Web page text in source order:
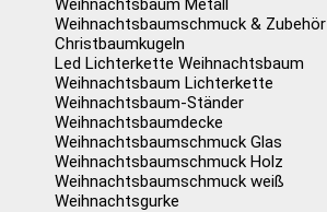
Weihnachtsbaum Metall
Weihnachtsbaumschmuck & Zubehör
Christbaumkugeln
Led Lichterkette Weihnachtsbaum
Weihnachtsbaum Lichterkette
Weihnachtsbaum-Ständer
Weihnachtsbaumdecke
Weihnachtsbaumschmuck Glas
Weihnachtsbaumschmuck Holz
Weihnachtsbaumschmuck weiß
Weihnachtsgurke